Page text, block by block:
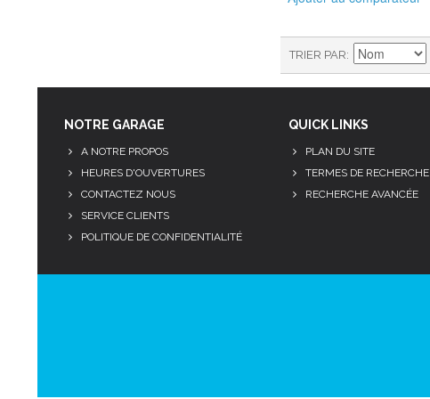
TRIER PAR
NOTRE GARAGE
A NOTRE PROPOS
HEURES D'OUVERTURES
CONTACTEZ NOUS
SERVICE CLIENTS
POLITIQUE DE CONFIDENTIALITÉ
QUICK LINKS
PLAN DU SITE
TERMES DE RECHERCHE
RECHERCHE AVANCÉE